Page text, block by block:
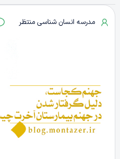
مدرسه انسان شناسی منتظر